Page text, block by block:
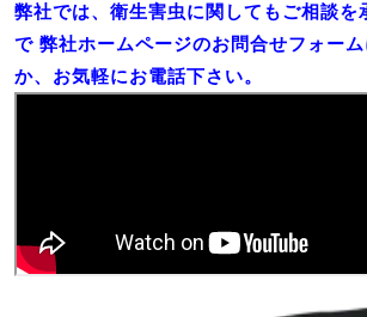
弊社では、衛生害虫に関してもご相談を
で 弊社ホームページのお問合せフォーム
か、お気軽にお電話下さい。